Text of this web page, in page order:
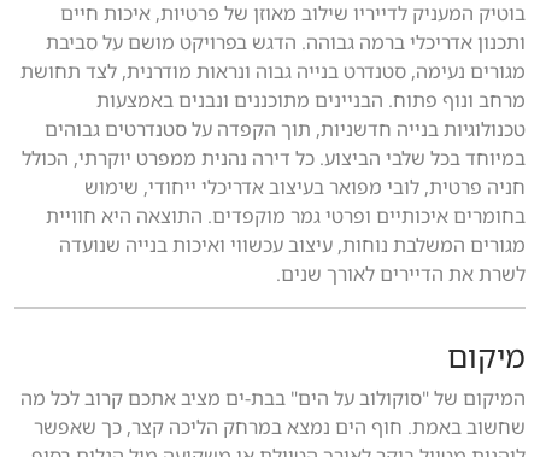
בוטיק המעניק לדייריו שילוב מאוזן של פרטיות, איכות חיים
ותכנון אדריכלי ברמה גבוהה. הדגש בפרויקט מושם על סביבת
מגורים נעימה, סטנדרט בנייה גבוה ונראות מודרנית, לצד תחושת
מרחב ונוף פתוח. הבניינים מתוכננים ונבנים באמצעות
טכנולוגיות בנייה חדשניות, תוך הקפדה על סטנדרטים גבוהים
במיוחד בכל שלבי הביצוע. כל דירה נהנית ממפרט יוקרתי, הכולל
חניה פרטית, לובי מפואר בעיצוב אדריכלי ייחודי, שימוש
בחומרים איכותיים ופרטי גמר מוקפדים. התוצאה היא חוויית
מגורים המשלבת נוחות, עיצוב עכשווי ואיכות בנייה שנועדה
לשרת את הדיירים לאורך שנים.
מיקום
המיקום של "סוקולוב על הים" בבת-ים מציב אתכם קרוב לכל מה
שחשוב באמת. חוף הים נמצא במרחק הליכה קצר, כך שאפשר